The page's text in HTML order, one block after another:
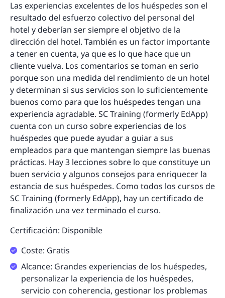
Las experiencias excelentes de los huéspedes son el
resultado del esfuerzo colectivo del personal del
hotel y deberían ser siempre el objetivo de la
dirección del hotel. También es un factor importante
a tener en cuenta, ya que es lo que hace que un
cliente vuelva. Los comentarios se toman en serio
porque son una medida del rendimiento de un hotel
y determinan si sus servicios son lo suficientemente
buenos como para que los huéspedes tengan una
experiencia agradable. SC Training (formerly EdApp)
cuenta con un curso sobre experiencias de los
huéspedes que puede ayudar a guiar a sus
empleados para que mantengan siempre las buenas
prácticas. Hay 3 lecciones sobre lo que constituye un
buen servicio y algunos consejos para enriquecer la
estancia de sus huéspedes. Como todos los cursos de
SC Training (formerly EdApp), hay un certificado de
finalización una vez terminado el curso.
Certificación: Disponible
Coste: Gratis
Alcance: Grandes experiencias de los huéspedes,
personalizar la experiencia de los huéspedes,
servicio con coherencia, gestionar los problemas